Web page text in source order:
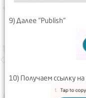
9) Далее "Publish"
10) Получаем ссылку